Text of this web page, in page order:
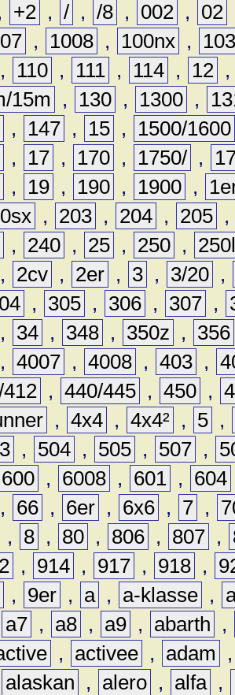
+2 , / , /8 , 002 , 02
, 1008 , 100nx ,
, 110 , 111 , 114 , 12
15m , 130 , 1300 ,
, 147 , 15 ,
1500/1600
, 17 , 170 , 1750/ ,
, 19 , 190 , 1900 ,
, 203 , 204 , 205 ,
, 240 , 25 , 250 ,
, 2cv , 2er , 3 , 3/20 ,
, 305 , 306 , 307 ,
, 34 , 348 , 350z ,
356
, 4007 , 4008 , 403 ,
412 , 440/445 , 450 ,
, 4x4 , 4x4² , 5 ,
, 504 , 505 , 507 ,
600 , 6008 , 601 , 604
, 66 , 6er , 6x6 , 7 ,
, 8 , 80 , 806 , 807 ,
, 914 , 917 , 918 ,
, 9er , a , a-klasse ,
a7 , a8 , a9 , abarth
,
, activee , adam
alaskan , alero , alfa ,